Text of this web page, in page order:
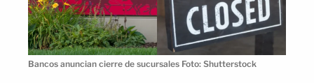
Bancos anuncian cierre de sucursales Foto: Shutterstock